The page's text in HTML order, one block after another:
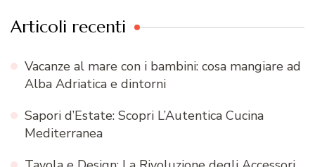
Articoli recenti
Vacanze al mare con i bambini: cosa mangiare ad
Alba Adriatica e dintorni
Sapori d’Estate: Scopri L’Autentica Cucina
Mediterranea